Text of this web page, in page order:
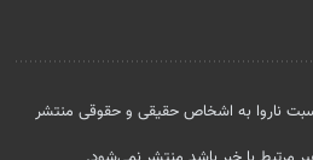
(40%تخفیف)
ناروا به اشخاص حقیقی و حقوقی منتشر